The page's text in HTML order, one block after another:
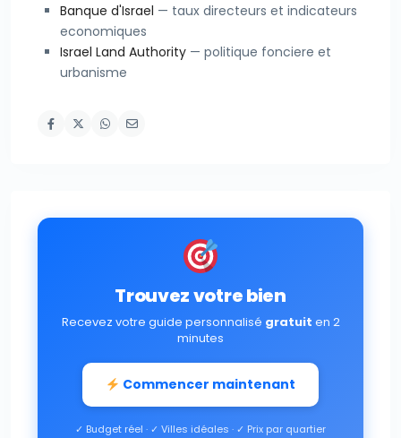
Banque d'Israel — taux directeurs et indicateurs
economiques
Israel Land Authority — politique fonciere et
urbanisme
Trouvez votre bien
Recevez votre guide personnalisé gratuit en 2
minutes
Commencer maintenant
✓ Budget réel · ✓ Villes idéales · ✓ Prix par quartier